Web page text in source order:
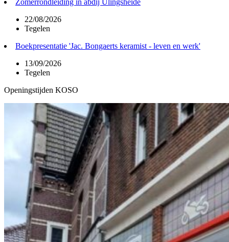
22/08/2026
Tegelen
Boekpresentatie 'Jac. Bongaerts keramist - leven en werk'
13/09/2026
Tegelen
Openingstijden KOSO